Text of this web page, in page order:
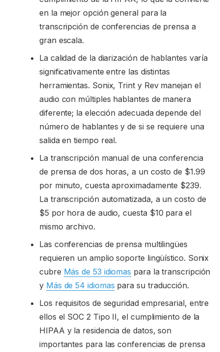
en la mejor opción general para la
transcripción de conferencias de prensa a
gran escala.
La calidad de la diarización de hablantes varía
significativamente entre las distintas
herramientas. Sonix, Trint y Rev manejan el
audio con múltiples hablantes de manera
diferente; la elección adecuada depende del
número de hablantes y de si se requiere una
salida en tiempo real.
La transcripción manual de una conferencia
de prensa de dos horas, a un costo de $1.99
por minuto, cuesta aproximadamente $239.
La transcripción automatizada, a un costo de
$5 por hora de audio, cuesta $10 para el
mismo archivo.
Las conferencias de prensa multilingües
requieren un amplio soporte lingüístico. Sonix
cubre Más de 53 idiomas para la transcripción
y Más de 54 idiomas para su traducción.
Los requisitos de seguridad empresarial, entre
ellos el SOC 2 Tipo II, el cumplimiento de la
HIPAA y la residencia de datos, son
importantes para las conferencias de prensa